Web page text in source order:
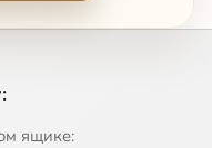
ящике: